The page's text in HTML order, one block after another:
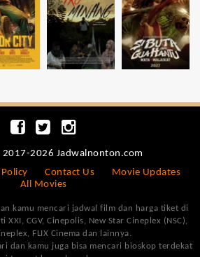
2026 Jadwalnonton.com
Contact Us
Movie Updates
All Movies
kamu mencari jadwal film dan harga tiket di
CGV, Cinepolis, New Star Cineplex (NSC),
FLIX Cinema dan lainnya.
dan kamu juga bisa mencari bioskop terdekat